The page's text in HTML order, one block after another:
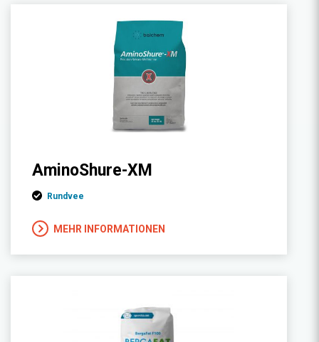
AminoShure-XM
Rundvee
MEHR INFORMATIONEN